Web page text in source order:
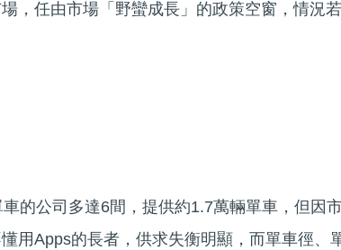
，任由市場「野蠻成長」的政策空窗，情況若
的公司多達6間，提供約1.7萬輛單車，但因
用Apps的長者，供求失衡明顯，而單車徑、